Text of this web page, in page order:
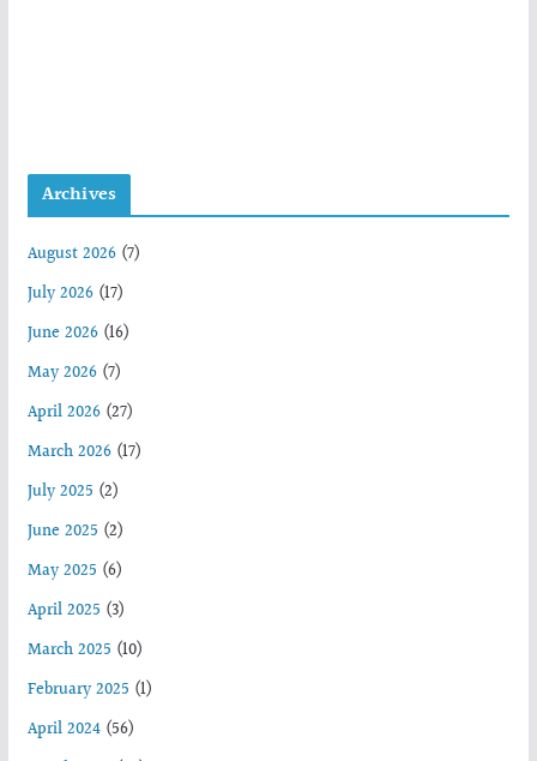
Archives
August 2026(7)
July 2026(17)
June 2026(16)
May 2026(7)
April 2026(27)
March 2026(17)
July 2025 (2)
June 2025 (2)
May 2025 (6)
April 2025 (3)
March 2025 (10)
February 2025 (1)
April 2024(56)